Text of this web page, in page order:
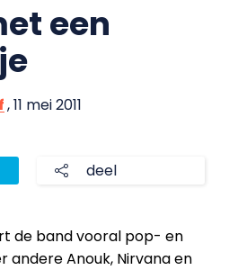
een
, 11 mei 2011
deel
de band vooral pop- en
andere Anouk, Nirvana en